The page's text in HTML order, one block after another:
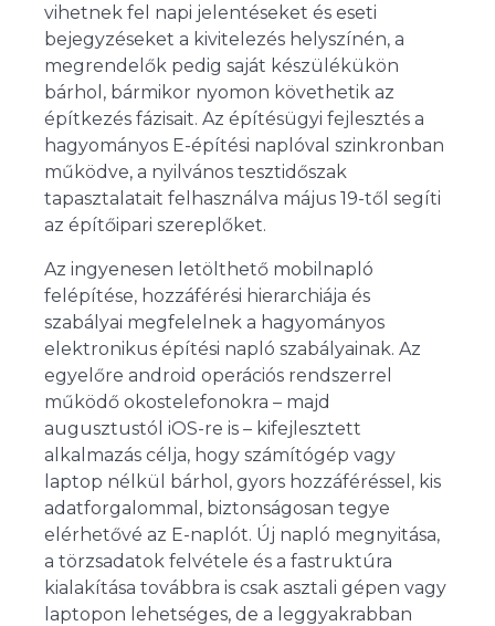
vihetnek fel napi jelentéseket és eseti
bejegyzéseket a kivitelezés helyszínén, a
megrendelők pedig saját készülékükön
bárhol, bármikor nyomon követhetik az
építkezés fázisait. Az építésügyi fejlesztés a
hagyományos E-építési naplóval szinkronban
működve, a nyilvános tesztidőszak
tapasztalatait felhasználva május 19-től segíti
az építőipari szereplőket.
Az ingyenesen letölthető mobilnapló
felépítése, hozzáférési hierarchiája és
szabályai megfelelnek a hagyományos
elektronikus építési napló szabályainak. Az
egyelőre android operációs rendszerrel
működő okostelefonokra – majd
augusztustól iOS-re is – kifejlesztett
alkalmazás célja, hogy számítógép vagy
laptop nélkül bárhol, gyors hozzáféréssel, kis
adatforgalommal, biztonságosan tegye
elérhetővé az E-naplót. Új napló megnyitása,
a törzsadatok felvétele és a fastruktúra
kialakítása továbbra is csak asztali gépen vagy
laptopon lehetséges, de a leggyakrabban